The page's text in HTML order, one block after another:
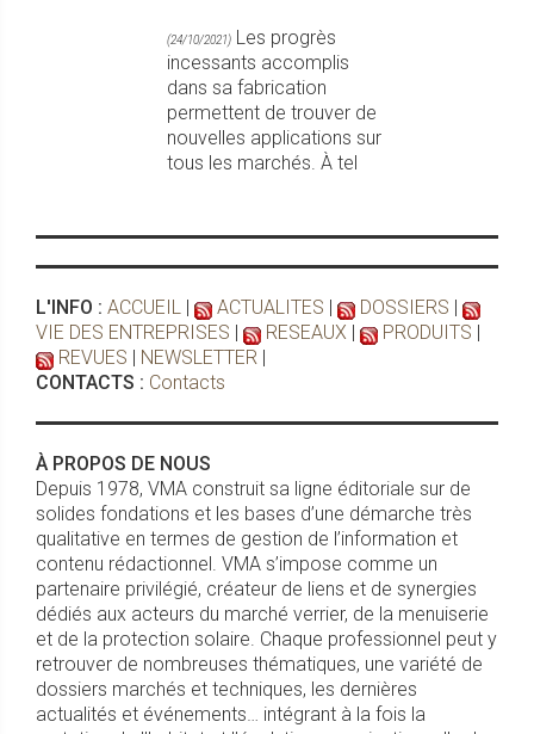
(24/10/2021) Les progrès
incessants accomplis
dans sa fabrication
permettent de trouver de
nouvelles applications sur
tous les marchés. À tel
L'INFO : ACCUEIL | ACTUALITES | DOSSIERS |
VIE DES ENTREPRISES | RESEAUX | PRODUITS |
REVUES | NEWSLETTER |
CONTACTS : Contacts
À PROPOS DE NOUS
Depuis 1978, VMA construit sa ligne éditoriale sur de
solides fondations et les bases d’une démarche très
qualitative en termes de gestion de l’information et
contenu rédactionnel. VMA s’impose comme un
partenaire privilégié, créateur de liens et de synergies
dédiés aux acteurs du marché verrier, de la menuiserie
et de la protection solaire. Chaque professionnel peut y
retrouver de nombreuses thématiques, une variété de
dossiers marchés et techniques, les dernières
actualités et événements… intégrant à la fois la